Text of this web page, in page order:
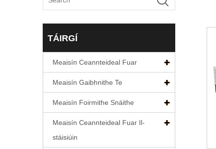
TÁIRGÍ
Meaisín Ceannteideal Fuar
Meaisín Gaibhnithe Te
Meaisín Foirmithe Snáithe
Meaisín Ceannteideal Fuar Il-
stáisiúin